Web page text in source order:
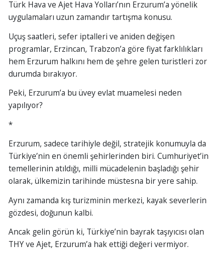
Türk Hava ve Ajet Hava Yolları’nın Erzurum’a yönelik
uygulamaları uzun zamandır tartışma konusu.
Uçuş saatleri, sefer iptalleri ve aniden değişen
programlar, Erzincan, Trabzon’a göre fiyat farklılıkları
hem Erzurum halkını hem de şehre gelen turistleri zor
durumda bırakıyor.
Peki, Erzurum’a bu üvey evlat muamelesi neden
yapılıyor?
*
Erzurum, sadece tarihiyle değil, stratejik konumuyla da
Türkiye’nin en önemli şehirlerinden biri. Cumhuriyet’in
temellerinin atıldığı, milli mücadelenin başladığı şehir
olarak, ülkemizin tarihinde müstesna bir yere sahip.
Aynı zamanda kış turizminin merkezi, kayak severlerin
gözdesi, doğunun kalbi.
Ancak gelin görün ki, Türkiye’nin bayrak taşıyıcısı olan
THY ve Ajet, Erzurum’a hak ettiği değeri vermiyor.